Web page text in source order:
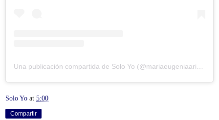
Una publicación compartida de Solo Yo (@mariaeugeniaariaslozano)
Solo Yo at 5:00
Compartir